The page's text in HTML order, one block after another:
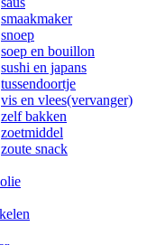
smaakmaker
snoep
soep en bouillon
sushi en japans
tussendoortje
vis en vlees(vervanger)
zelf bakken
zoetmiddel
zoute snack